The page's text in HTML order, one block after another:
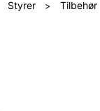
Styrer > Tilbehør